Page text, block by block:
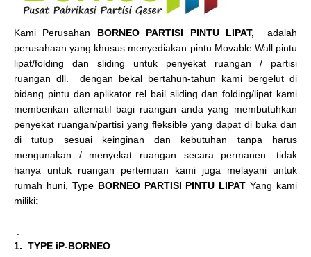
Kami Perusahan BORNEO PARTISI PINTU LIPAT, adalah
perusahaan yang khusus menyediakan pintu Movable Wall pintu
lipat/folding dan sliding untuk penyekat ruangan / partisi
ruangan dll. dengan bekal bertahun-tahun kami bergelut di
bidang pintu dan aplikator rel bail sliding dan folding/lipat kami
memberikan alternatif bagi ruangan anda yang membutuhkan
penyekat ruangan/partisi yang fleksible yang dapat di buka dan
di tutup sesuai keinginan dan kebutuhan tanpa harus
mengunakan / menyekat ruangan secara permanen. tidak
hanya untuk ruangan pertemuan kami juga melayani untuk
rumah huni, Type BORNEO PARTISI PINTU LIPAT Yang kami
miliki:
1. TYPE iP-BORNEO